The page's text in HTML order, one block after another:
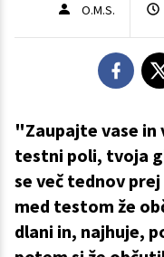
O.M.S.
"Zaupajte vase in
testni poli, tvoja
se več tednov prej
med testom že
dlani in, najhuje,